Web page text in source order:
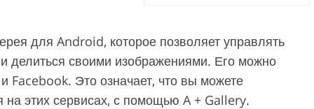
для Android, которое позволяет управлять
делиться своими изображениями. Его можно
Facebook. Это означает, что вы можете
этих сервисах, с помощью A + Gallery.